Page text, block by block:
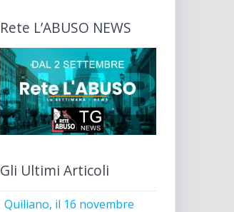
Rete L’ABUSO NEWS
Gli Ultimi Articoli
Quiliano, il 16 novembre